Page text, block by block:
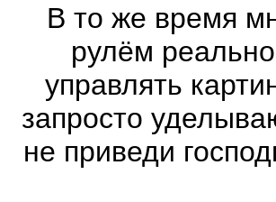
В то же время
рулём
управлять
запросто
не приведи